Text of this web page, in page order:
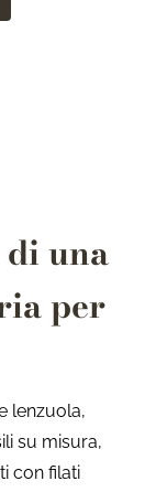
una
per
lenzuola,
su misura,
con filati